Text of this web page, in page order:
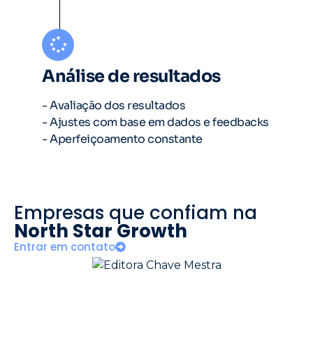
Análise de resultados
- Avaliação dos resultados
- Ajustes com base em dados e feedbacks
- Aperfeiçoamento constante
Empresas que confiam na
North Star Growth
Entrar em contato